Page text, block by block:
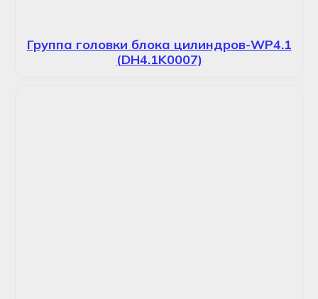
Группа головки блока цилиндров-WP4.1
(DH4.1K0007)